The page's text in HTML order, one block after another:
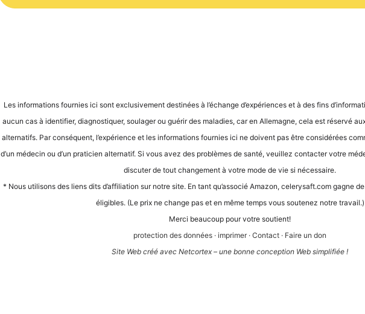
Les infor­ma­ti­ons four­nies ici sont exclu­si­ve­ment desti­nées à l’é­ch­an­ge d’expé­ri­en­ces et à des fins
aucun cas à iden­ti­fier, dia­gnos­ti­quer, sou­la­ger ou guérir des mala­dies, car en Alle­ma­gne, cela est réser­vé
alter­na­tifs. Par con­sé­quent, l’expérience et les infor­ma­ti­ons four­nies ici ne doi­vent pas être con­sidé­rées
d’un méde­cin ou d’un pra­ti­ci­en alter­na­tif. Si vous avez des pro­blè­mes de san­té, veuil­lez cont­ac­ter vot­re
dis­cu­ter de tout chan­ge­ment à vot­re mode de vie si nécessaire.
* Nous uti­li­sons des liens dits d’af­fi­lia­ti­on sur not­re site. En tant qu’as­so­cié Ama­zon, cele​ry​saft​.com gagne
éli­gi­bles. (Le prix ne chan­ge pas et en même temps vous sou­te­n­ez not­re travail.)
Mer­ci beau­coup pour vot­re soutient!
pro­tec­tion des don­nées · impri­mer· Cont­act · Fai­re un don
Site Web créé avec Net­cortex – une bon­ne con­cep­ti­on Web simplifiée !